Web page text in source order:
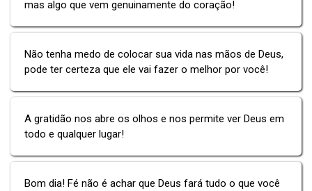
mas algo que vem genuinamente do coração!
Não tenha medo de colocar sua vida nas mãos de Deus,
pode ter certeza que ele vai fazer o melhor por você!
A gratidão nos abre os olhos e nos permite ver Deus em
todo e qualquer lugar!
Bom dia! Fé não é achar que Deus fará tudo o que você